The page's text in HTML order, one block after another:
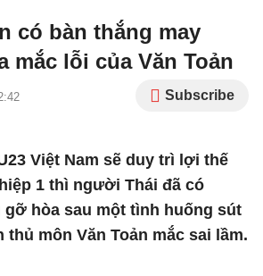
có bàn thắng may
mắc lỗi của Văn Toản
Subscribe
Việt Nam sẽ duy trì lợi thế
1 thì người Thái đã có
hòa sau một tình huống sút
thủ môn Văn Toản mắc sai lầm.